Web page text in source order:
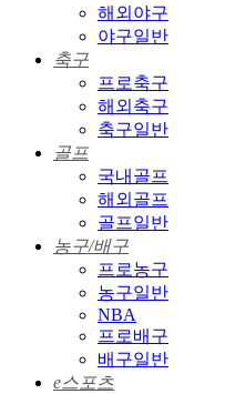
해외야구
야구일반
축구
프로축구
해외축구
축구일반
골프
국내골프
해외골프
골프일반
농구/배구
프로농구
농구일반
NBA
프로배구
배구일반
e스포츠